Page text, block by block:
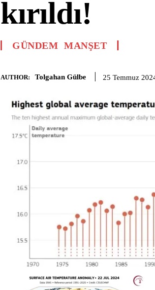
kırıldı!
GÜNDEM MANŞET
AUTHOR: Tolgahan Gülbe 25 Temmuz